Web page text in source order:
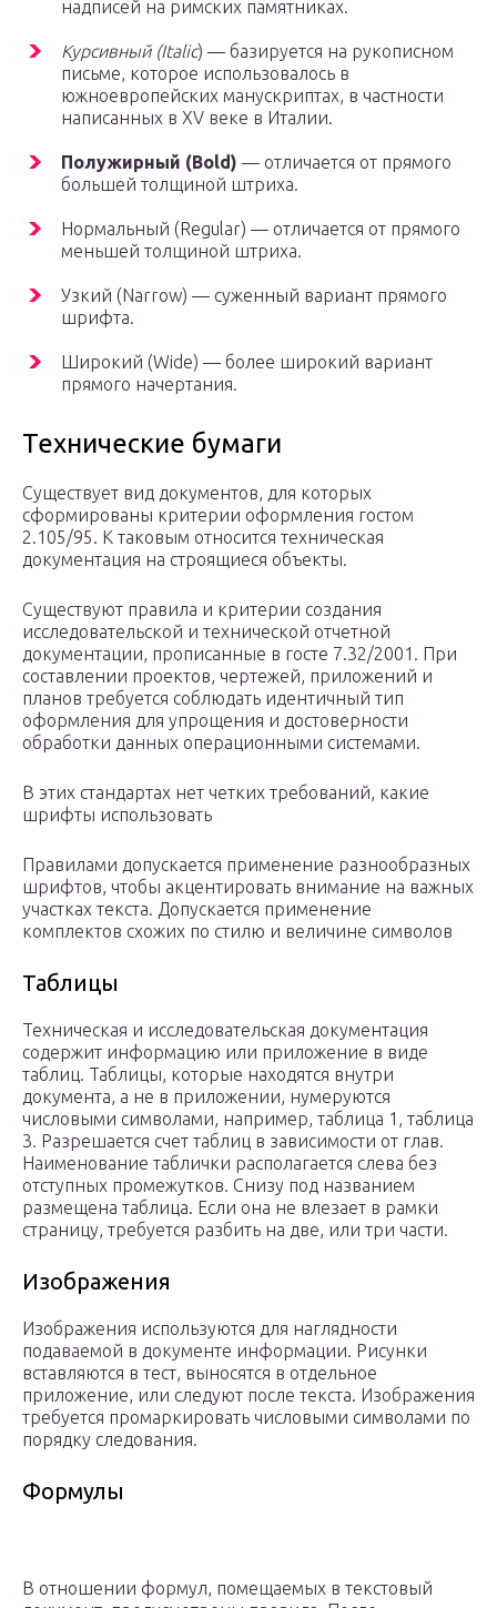
надписей на римских памятниках.
Курсивный(Italic) — базируется на рукописном
письме, которое использовалось в
южноевропейских манускриптах, в частности
написанных в XV веке в Италии.
Полужирный (Bold) — отличается от прямого
большей толщиной штриха.
Нормальный (Regular) — отличается от прямого
меньшей толщиной штриха.
Узкий (Narrow) — суженный вариант прямого
шрифта.
Широкий (Wide) — более широкий вариант
прямого начертания.
Технические бумаги
Существует вид документов, для которых
сформированы критерии оформления гостом
2.105/95. К таковым относится техническая
документация на строящиеся объекты.
Существуют правила и критерии создания
исследовательской и технической отчетной
документации, прописанные в госте 7.32/2001. При
составлении проектов, чертежей, приложений и
планов требуется соблюдать идентичный тип
оформления для упрощения и достоверности
обработки данных операционными системами.
В этих стандартах нет четких требований, какие
шрифты использовать
Правилами допускается применение разнообразных
шрифтов, чтобы акцентировать внимание на важных
участках текста. Допускается применение
комплектов схожих по стилю и величине символов
Таблицы
Техническая и исследовательская документация
содержит информацию или приложение в виде
таблиц. Таблицы, которые находятся внутри
документа, а не в приложении, нумеруются
числовыми символами, например, таблица 1, таблица
3. Разрешается счет таблиц в зависимости от глав.
Наименование таблички располагается слева без
отступных промежутков. Снизу под названием
размещена таблица. Если она не влезает в рамки
страницу, требуется разбить на две, или три части.
Изображения
Изображения используются для наглядности
подаваемой в документе информации. Рисунки
вставляются в тест, выносятся в отдельное
приложение, или следуют после текста. Изображения
требуется промаркировать числовыми символами по
порядку следования.
Формулы
В отношении формул, помещаемых в текстовый